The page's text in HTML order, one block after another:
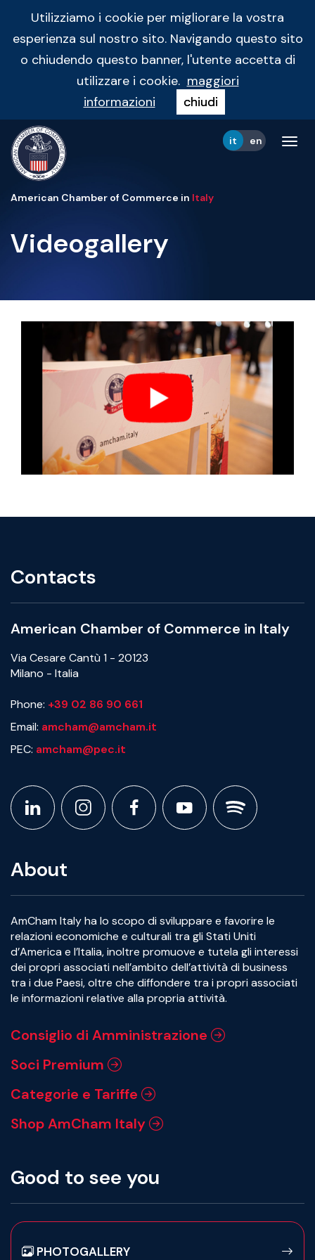
Utilizziamo i cookie per migliorare la vostra
esperienza sul nostro sito. Navigando questo sito
o chiudendo questo banner, l'utente accetta di
utilizzare i cookie. maggiori
informazioni
chiudi
it en
American Chamber of Commerce in Italy
Videogallery
Contacts
American Chamber of Commerce in Italy
Via Cesare Cantù 1 - 20123
Milano - Italia
Phone: +39 02 86 90 661
Email: amcham@amcham.it
PEC: amcham@pec.it
About
AmCham Italy ha lo scopo di sviluppare e favorire le
relazioni economiche e culturali tra gli Stati Uniti
d’America e l’Italia, inoltre promuove e tutela gli interessi
dei propri associati nell’ambito dell’attività di business
tra i due Paesi, oltre che diffondere tra i propri associati
le informazioni relative alla propria attività.
Consiglio di Amministrazione
Soci Premium
Categorie e Tariffe
Shop AmCham Italy
Good to see you
PHOTOGALLERY